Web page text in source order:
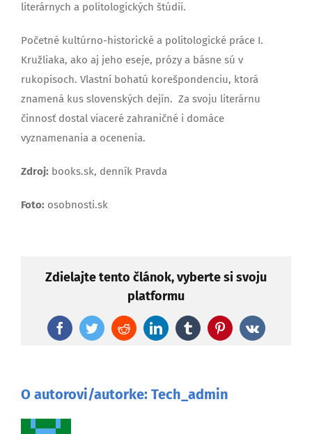
literárnych a politologických štúdií.
Početné kultúrno-historické a politologické práce I.
Kružliaka, ako aj jeho eseje, prózy a básne sú v
rukopisoch. Vlastní bohatú korešpondenciu, ktorá
znamená kus slovenských dejín. Za svoju literárnu
činnosť dostal viaceré zahraničné i domáce
vyznamenania a ocenenia.
Zdroj: books.sk, denník Pravda
Foto: osobnosti.sk
Zdielajte tento článok, vyberte si svoju
platformu
FacebookTwitterRedditLinkedInTumblr Pinterest
Vk
O autorovi/autorke: Tech_admin